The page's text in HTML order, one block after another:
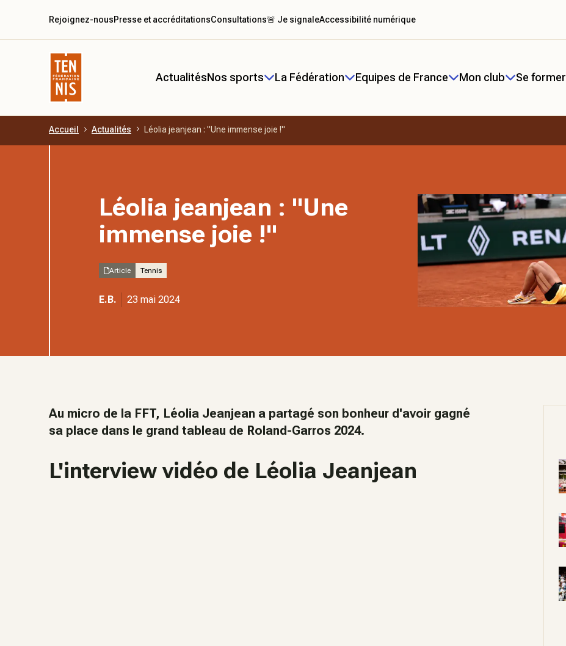
Aller au contenu principal
ActualitésNos sports La Fédération Equipes de France Mon club Se former
Rejoignez-nousPresse et accréditationsConsultations🚨 Je signaleAccessibilité numérique
Accueil Actualités Léolia jeanjean : "Une immense joie !"
Léolia jeanjean : "Une
immense joie !"
Article Tennis
E.B. 23 mai 2024
Au micro de la FFT, Léolia Jeanjean a partagé son bonheur d'avoir gagné
sa place dans le grand tableau de Roland-Garros 2024.
L'interview vidéo de Léolia Jeanjean